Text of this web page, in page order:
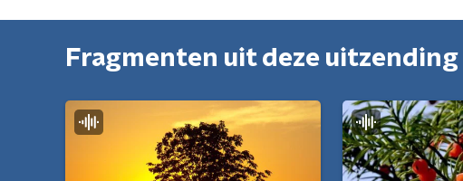
Fragmenten uit deze uitzending